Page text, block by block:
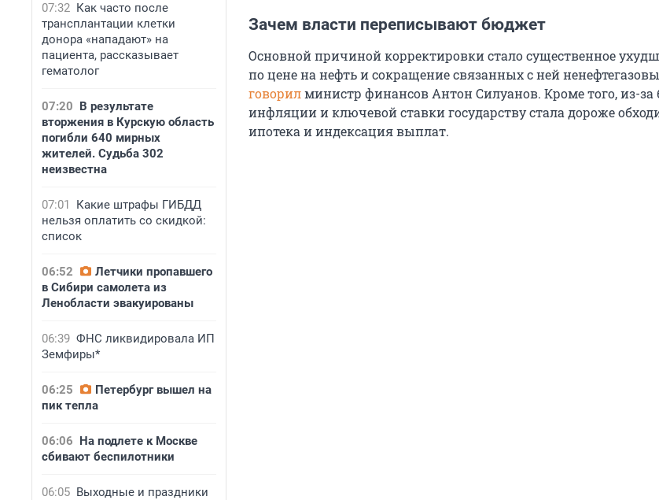
07:32 Как часто после
трансплантации клетки
донора «нападают» на
пациента, рассказывает
гематолог
07:20 В результате
вторжения в Курскую область
погибли 640 мирных
жителей. Судьба 302
неизвестна
07:01
Какие штрафы ГИБДД
нельзя оплатить со скидкой:
список
06:52
Летчики пропавшего
в Сибири самолета из
Ленобласти эвакуированы
06:39 ФНС ликвидировала ИП
Земфиры*
06:25
Петербург вышел на
пик тепла
06:06 На подлете к Москве
сбивают беспилотники
06:05 Выходные и праздники
Зачем власти переписывают бюджет
Основной причиной корректировки стало существенное
по цене на нефть и сокращение связанных с ней
говорилминистр финансов Антон Силуанов. Кроме того, из-за
инфляции и ключевой ставки государству стала дороже
ипотека и индексация выплат.